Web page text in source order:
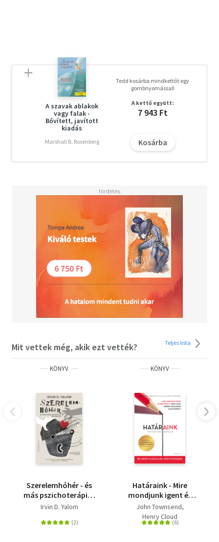
megjelenése óta hét kiadást ért meg, minősíti Herbert és
Irene Goldenberg munkáját. A jelen magyar fordítás a
legújabb, 2008-ra datált kiadás alapján készült.
A szavak ablakok
vagy falak -
Bővített, javított
kiadás
Marshall B. Rosenberg
Tedd kosárba mindkettőt egy
gombnyomással!
A kettő együtt:
7 943 Ft
Kosárba
Mit vettek még, akik ezt vették? Teljes lista
KÖNYV
Szerelemhóhér - és
más pszichoterápiás
történetek
Irvin D. Yalom
KÖNYV
Határaink - Mire
mondjunk igent és
mire nemet, hogy
saját kézben
tarthassuk az
John Townsend
Henry Cloud